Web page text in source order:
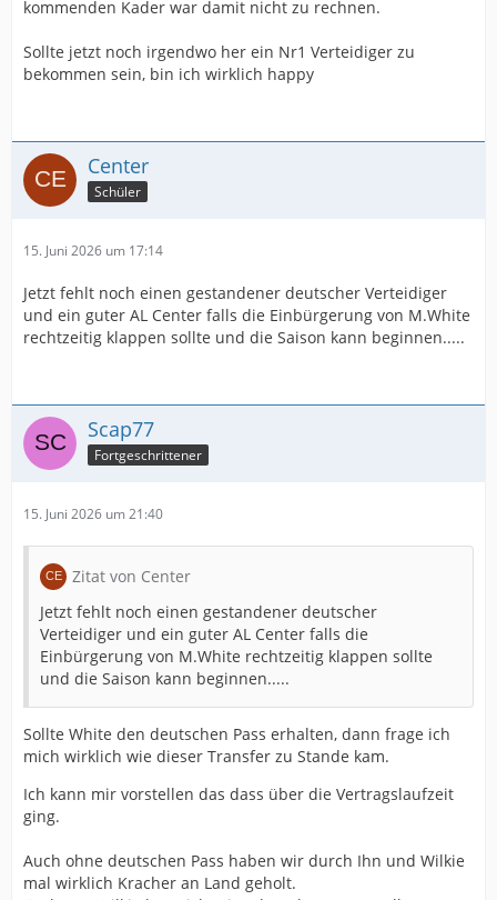
kommenden Kader war damit nicht zu rechnen.
Sollte jetzt noch irgendwo her ein Nr1 Verteidiger zu
bekommen sein, bin ich wirklich happy
Center
Schüler
15. Juni 2026 um 17:14
Jetzt fehlt noch einen gestandener deutscher Verteidiger
und ein guter AL Center falls die Einbürgerung von M.White
rechtzeitig klappen sollte und die Saison kann beginnen.....
Scap77
Fortgeschrittener
15. Juni 2026 um 21:40
Zitat von Center
Jetzt fehlt noch einen gestandener deutscher
Verteidiger und ein guter AL Center falls die
Einbürgerung von M.White rechtzeitig klappen sollte
und die Saison kann beginnen.....
Sollte White den deutschen Pass erhalten, dann frage ich
mich wirklich wie dieser Transfer zu Stande kam.
Ich kann mir vorstellen das dass über die Vertragslaufzeit
ging.
Auch ohne deutschen Pass haben wir durch Ihn und Wilkie
mal wirklich Kracher an Land geholt.